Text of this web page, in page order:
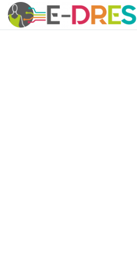
Przejdź do głównej zawartości